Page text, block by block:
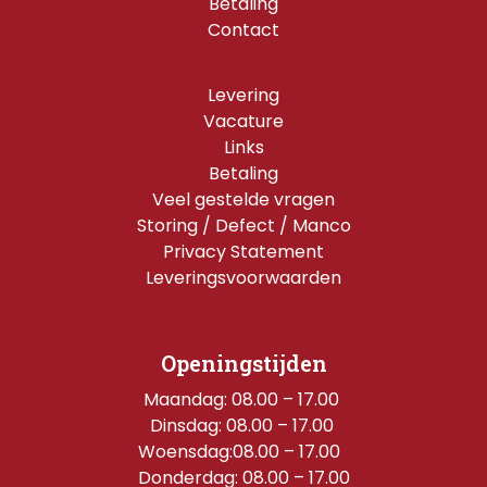
Contact
Levering
Vacature
Links
Betaling
Veel gestelde vragen
Storing / Defect / Manco
Privacy Statement
Leveringsvoorwaarden
Openingstijden
Maandag: 08.00 – 17.00
Dinsdag: 08.00 – 17.00
Woensdag:08.00 – 17.00
Donderdag: 08.00 – 17.00